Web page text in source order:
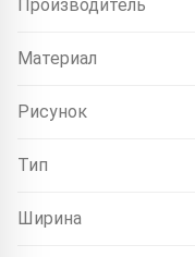
Производитель
Материал
Рисунок
Тип
Ширина